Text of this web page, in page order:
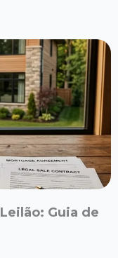
Guia de